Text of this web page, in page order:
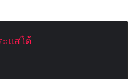
ะแสใต้